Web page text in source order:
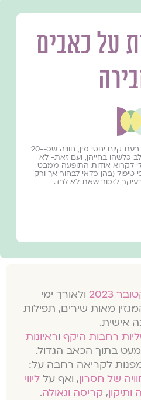
על כאבים
מאמרים על חוויית הכאבים בעת קיום יחסי מין, חוויה שכ-20-
כלשהו בחייהן, ועם זאת- לא
לקרוא אודות התופעה ממבט
טיפול (בהן כדאי לבחור אך ורק
לזכור שאת לא לבד.
ולאורך ימי
מאות שירים, תפילות
אישית.
רחבות היקף וראיונות
בתוך הכאב הגדול.
לקריאה רחבה על:
של חסרון, ואף על ליווי
ותיקון, קריסה וגאולה.